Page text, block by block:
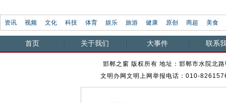
资讯 视频 文化 科技 体育 娱乐 旅游 健康 原创 商超 美食
首页 关于我们 大事件 联系
邯郸之窗 版权所有 地址：邯郸市水院北
文明办网文明上网举报电话：010-